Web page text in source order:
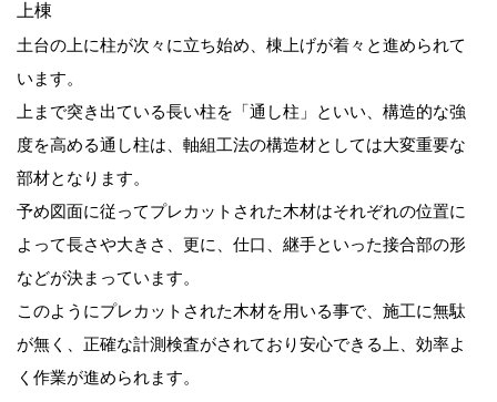
上棟
土台の上に柱が次々に立ち始め、棟上げが着々と進められて
います。
上まで突き出ている長い柱を「通し柱」といい、構造的な強
度を高める通し柱は、軸組工法の構造材としては大変重要な
部材となります。
予め図面に従ってプレカットされた木材はそれぞれの位置に
よって長さや大きさ、更に、仕口、継手といった接合部の形
などが決まっています。
このようにプレカットされた木材を用いる事で、施工に無駄
が無く、正確な計測検査がされており安心できる上、効率よ
く作業が進められます。